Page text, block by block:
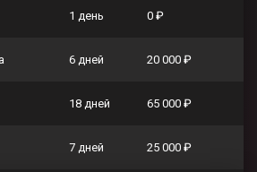
1 день 0 ₽
6 дней 20 000 ₽
18 дней 65 000 ₽
7 дней 25 000 ₽